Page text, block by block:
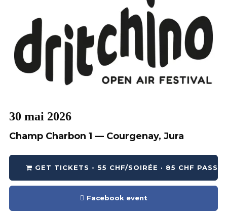
30 mai 2026
Champ Charbon 1 — Courgenay, Jura
GET TICKETS - 55 CHF/SOIRÉE · 85 CHF PASS
Facebook event